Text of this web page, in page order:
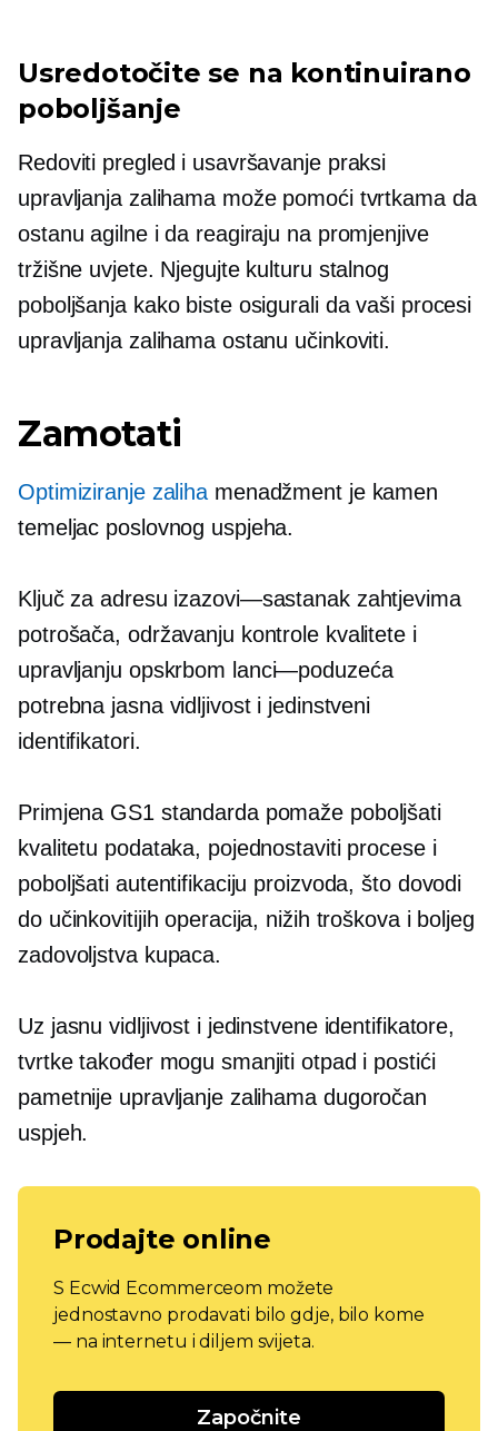
Usredotočite se na kontinuirano
poboljšanje
Redoviti pregled i usavršavanje praksi
upravljanja zalihama može pomoći tvrtkama da
ostanu agilne i da reagiraju na promjenjive
tržišne uvjete. Njegujte kulturu stalnog
poboljšanja kako biste osigurali da vaši procesi
upravljanja zalihama ostanu učinkoviti.
Zamotati
Optimiziranje zaliha menadžment je kamen
temeljac poslovnog uspjeha.
Ključ za adresu izazovi—sastanakzahtjevima
potrošača, održavanju kontrole kvalitete i
upravljanju opskrbom lanci—poduzeća
potrebna jasna vidljivost i jedinstveni
identifikatori.
Primjena GS1 standarda pomaže poboljšati
kvalitetu podataka, pojednostaviti procese i
poboljšati autentifikaciju proizvoda, što dovodi
do učinkovitijih operacija, nižih troškova i boljeg
zadovoljstva kupaca.
Uz jasnu vidljivost i jedinstvene identifikatore,
tvrtke također mogu smanjiti otpad i postići
pametnije upravljanje zalihama dugoročan
uspjeh.
Prodajte online
S Ecwid Ecommerceom možete
jednostavno prodavati bilo gdje, bilo kome
— na internetu i diljem svijeta.
Započnite